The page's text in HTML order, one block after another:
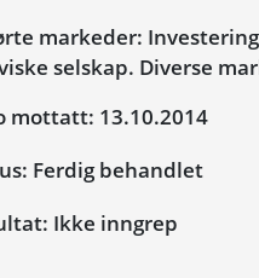
markeder:
selskap. Diverse
mottatt: 13.10.2014
Ferdig behandlet
Ikke inngrep